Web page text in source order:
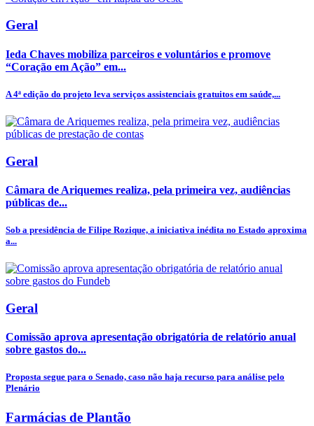
Geral
Ieda Chaves mobiliza parceiros e voluntários e promove
“Coração em Ação” em...
A 4ª edição do projeto leva serviços assistenciais gratuitos em saúde,...
Geral
Câmara de Ariquemes realiza, pela primeira vez, audiências
públicas de...
Sob a presidência de Filipe Rozique, a iniciativa inédita no Estado aproxima
a...
Geral
Comissão aprova apresentação obrigatória de relatório anual
sobre gastos do...
Proposta segue para o Senado, caso não haja recurso para análise pelo
Plenário
Farmácias de Plantão